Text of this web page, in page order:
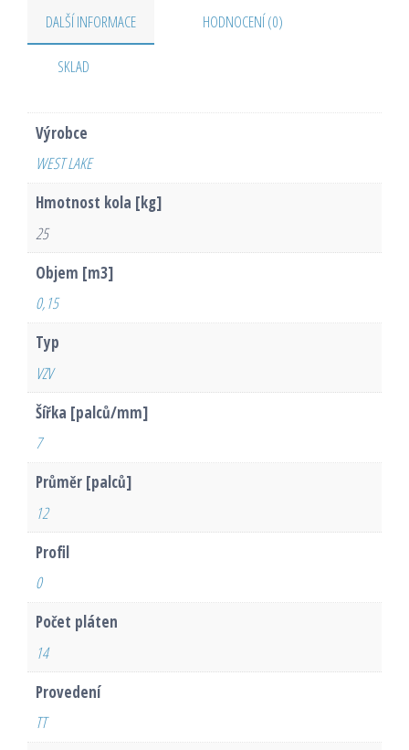
DALŠÍ INFORMACE HODNOCENÍ (0)
SKLAD
Výrobce
WEST LAKE
Hmotnost kola [kg]
25
Objem [m3]
0,15
Typ
VZV
Šířka [palců/mm]
7
Průměr [palců]
12
Profil
0
Počet pláten
14
Provedení
TT